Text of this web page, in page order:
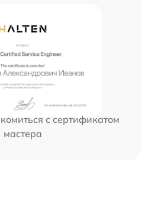
с сертификатом
мастера